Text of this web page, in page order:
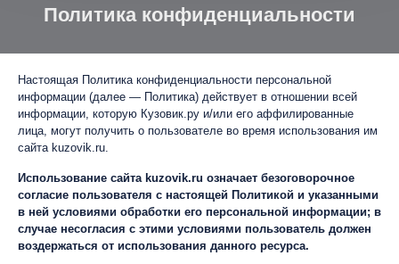
Политика конфиденциальности
Настоящая Политика конфиденциальности персональной
информации (далее — Политика) действует в отношении всей
информации, которую Кузовик.ру и/или его аффилированные
лица, могут получить о пользователе во время использования им
сайта kuzovik.ru.
Использование сайта kuzovik.ru означает безоговорочное
согласие пользователя с настоящей Политикой и указанными
в ней условиями обработки его персональной информации; в
случае несогласия с этими условиями пользователь должен
воздержаться от использования данного ресурса.